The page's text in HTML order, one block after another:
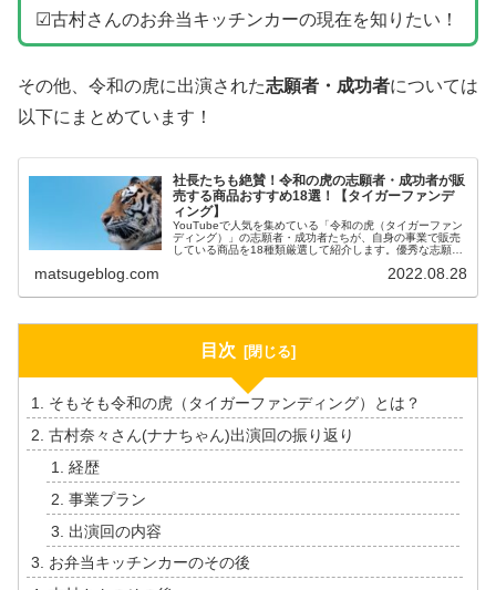
☑古村さんのお弁当キッチンカーの現在を知りたい！
その他、令和の虎に出演された志願者・成功者については
以下にまとめています！
社長たちも絶賛！令和の虎の志願者・成功者が販
売する商品おすすめ18選！【タイガーファンデ
ィング】
YouTubeで人気を集めている「令和の虎（タイガーファン
ディング）」の志願者・成功者たちが、自身の事業で販売
している商品を18種類厳選して紹介します。優秀な志願
matsugeblog.com 2022.08.28
目次
そもそも令和の虎（タイガーファンディング）とは？
古村奈々さん(ナナちゃん)出演回の振り返り
経歴
事業プラン
出演回の内容
お弁当キッチンカーのその後